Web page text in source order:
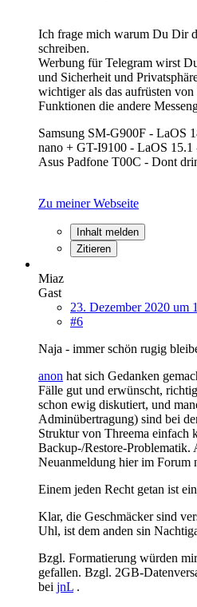
Ich frage mich warum Du Dir
schreiben.
Werbung für Telegram wirst
und Sicherheit und
wichtiger als das aufrüsten
Funktionen die andere
Samsung SM-G900F - LaOS
nano + GT-I9100 - LaOS
Asus Padfone T00C - Dont
Zu meiner Webseite
Inhalt melden
Zitieren
Miaz
Gast
23. Dezember 2020 um
#6
Naja - immer schön rugig
anon hat sich Gedanken
Fälle gut und erwünscht,
schon ewig diskutiert, und
Adminübertragung) sind bei
Struktur von Threema einfach
Backup-/Restore-Problematik.
Neuanmeldung hier im Forum
Einem jeden Recht getan ist
Klar, die Geschmäcker sind
Uhl, ist dem anden sin
Bzgl. Formatierung würden
gefallen. Bzgl. 2GB-
bei jnL .